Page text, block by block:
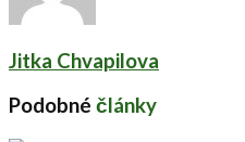
Jitka Chvapilova
Podobné články